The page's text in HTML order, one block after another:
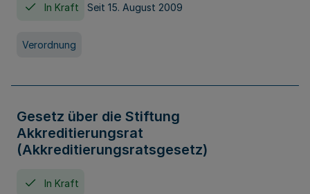
In Kraft Seit 15. August 2009
Verordnung
Gesetz über die Stiftung
Akkreditierungsrat
(Akkreditierungsratsgesetz)
In Kraft